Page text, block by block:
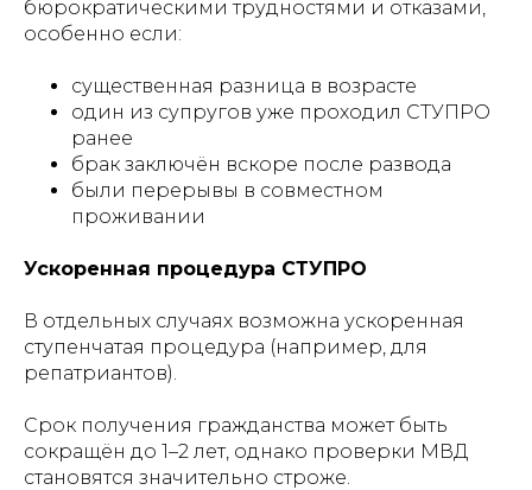
бюрократическими трудностями и отказами,
особенно если:
существенная разница в возрасте
один из супругов уже проходил СТУПРО
ранее
брак заключён вскоре после развода
были перерывы в совместном
проживании
Ускоренная процедура СТУПРО
В отдельных случаях возможна ускоренная
ступенчатая процедура (например, для
репатриантов).
Срок получения гражданства может быть
сокращён до 1–2 лет, однако проверки МВД
становятся значительно строже.